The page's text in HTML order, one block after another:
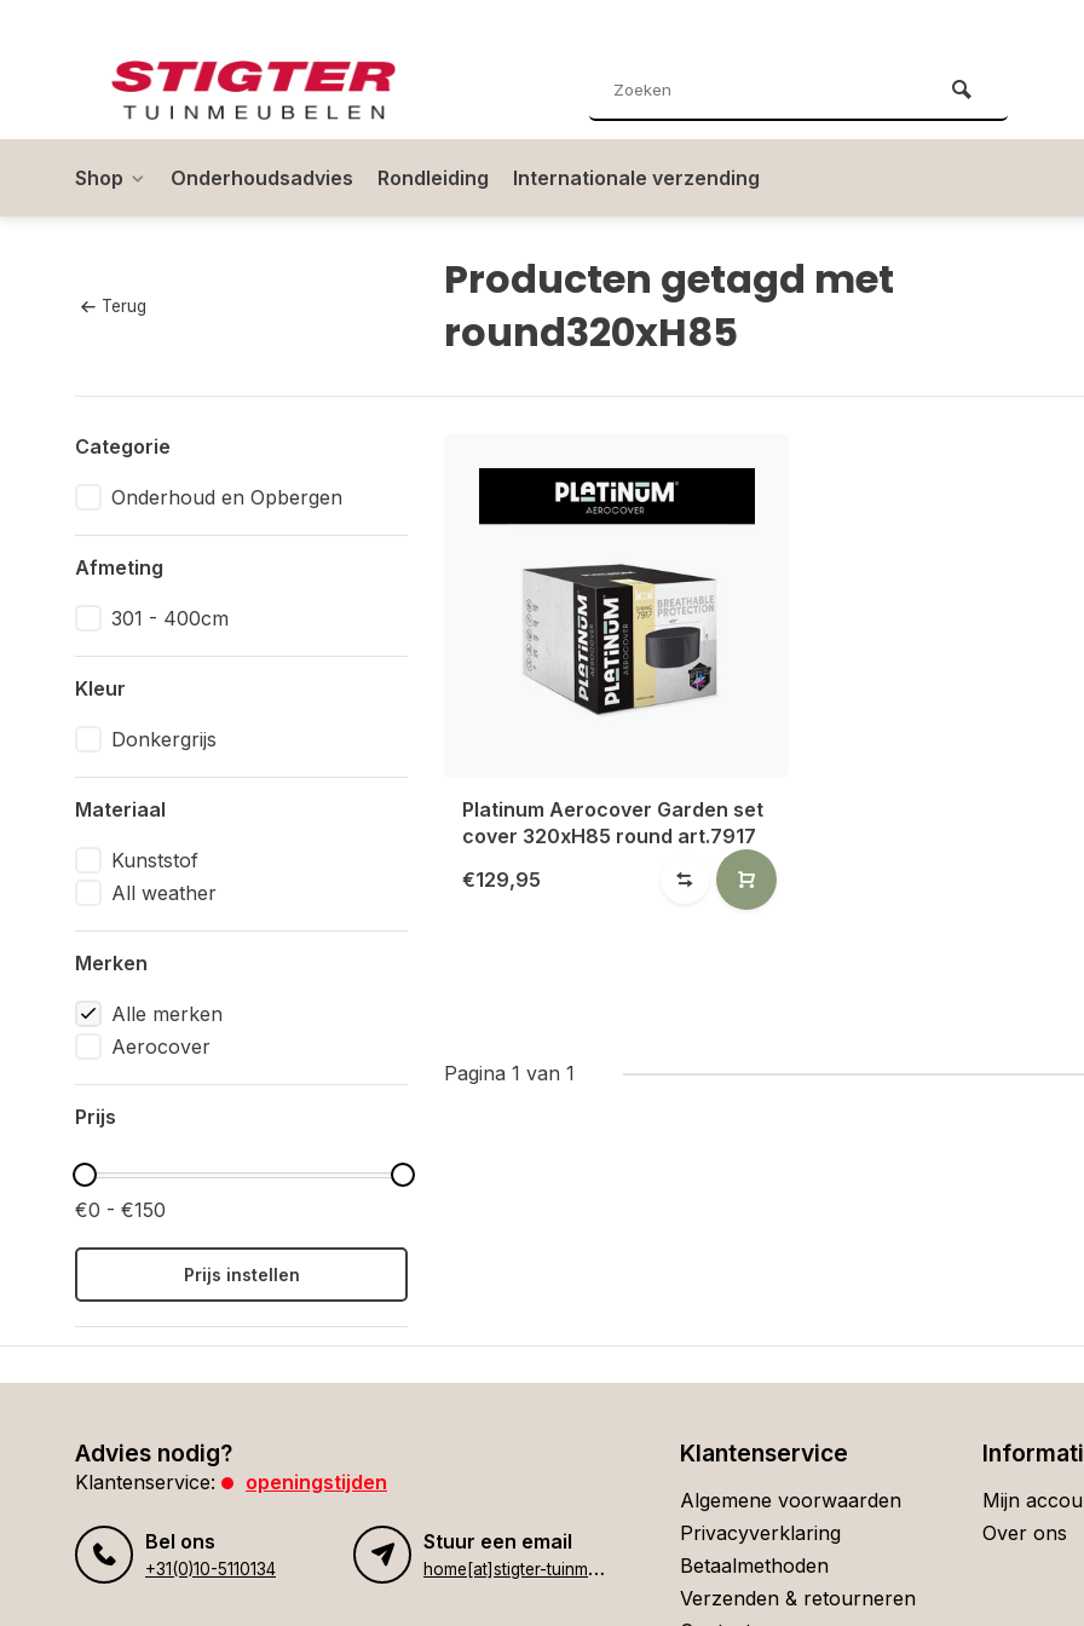
Shop Onderhoudsadvies Rondleiding Internationale verzending
Terug
Producten getagd met
round320xH85
Categorie
Onderhoud en Opbergen
Afmeting
301 - 400cm
Kleur
Donkergrijs
Materiaal
Kunststof
All weather
Merken
Alle merken
Aerocover
Prijs
€0 - €150
Prijs instellen
Platinum Aerocover Garden set
cover 320xH85 round art.7917
€129,95
Pagina 1 van 1
Advies nodig?
Klantenservice: openingstijden
Bel ons
+31(0)10-5110134
Stuur een email
h
ome[at]stigter-tuinmeubelen.nl
Klantenservice
Algemene voorwaarden
Privacyverklaring
Betaalmethoden
Verzenden & retourneren
Mijn
Over ons